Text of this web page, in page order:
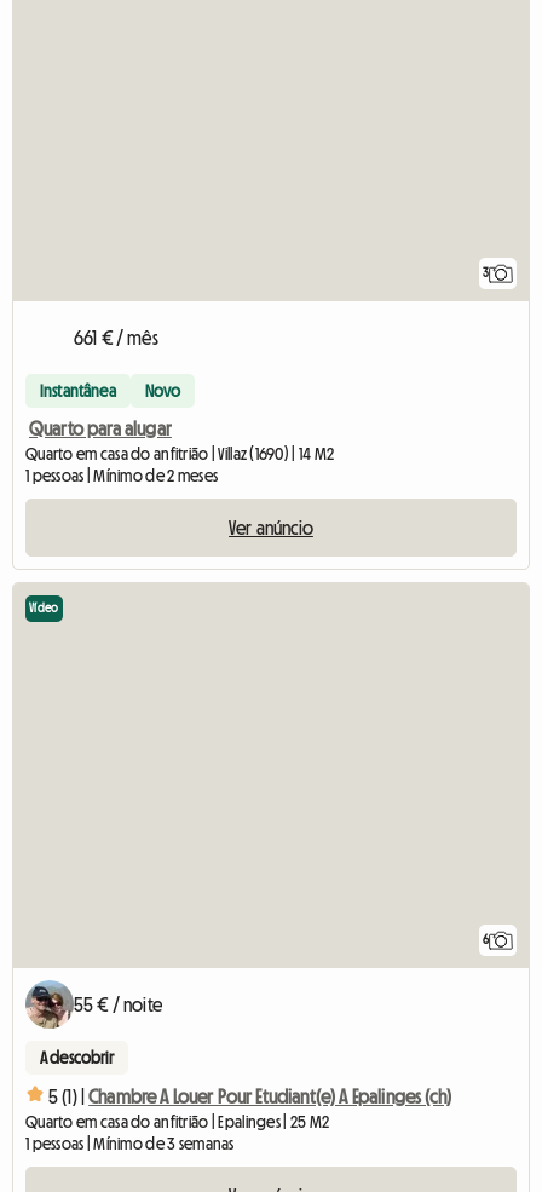
3
661 € / mês
Instantânea Novo
Quarto para alugar
Quarto em casa do anfitrião | Villaz (1690) | 14 M2
1 pessoas | Mínimo de 2 meses
Ver anúncio
6
Vídeo
55 € / noite
A descobrir
5 (1) | Chambre A Louer Pour Etudiant(e) A Epalinges (ch)
Quarto em casa do anfitrião | Epalinges | 25 M2
1 pessoas | Mínimo de 3 semanas